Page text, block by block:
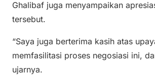
Ghalibaf juga menyampaikan
tersebut.
“Saya juga berterima kasih atas
memfasilitasi proses negosiasi ini,
ujarnya.